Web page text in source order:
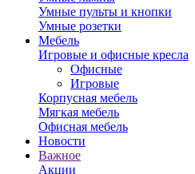
Умные пульты и кнопки
Умные розетки
Мебель
Игровые и офисные кресла
Офисные
Игровые
Корпусная мебель
Мягкая мебель
Офисная мебель
Новости
Важное
Акции